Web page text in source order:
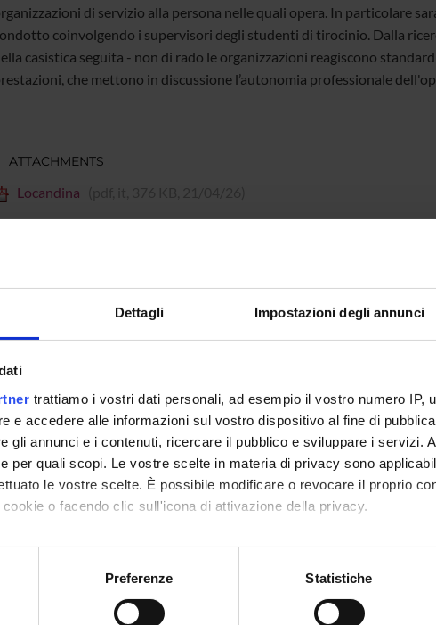
Dettagli Impostazioni degli annunci
trattiamo i vostri dati personali, ad esempio il vostro numero IP,
e accedere alle informazioni sul vostro dispositivo al fine di
gli annunci e i contenuti, ricercare il pubblico e sviluppare i servizi.
per quali scopi. Le vostre scelte in materia di privacy sono
le vostre scelte. È possibile modificare o revocare il proprio
o facendo clic sull'icona di attivazione della privacy.
anche:
sulla tua posizione geografica, con un'approssimazione di
Preferenze Statistiche
di servizio alla persona nelle quali opera. In particolare
coinvolgendo i supervisori degli studenti di tirocinio. Dalla
casistica seguita - non di rado le organizzazioni reagiscono
che mettono in discussione l’autonomia professionale
ATTACHMENTS
Locandina
Human Sciences